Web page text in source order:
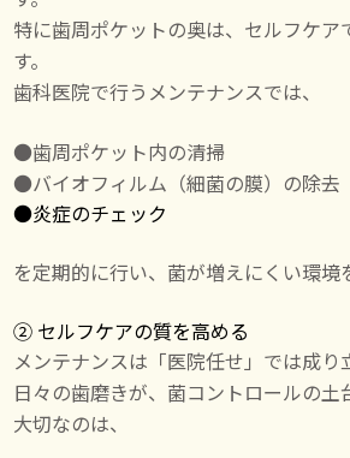
特に歯周ポケットの奥は、セルフケア
す。
歯科医院で行うメンテナンスでは、
●歯周ポケット内の清掃
●バイオフィルム（細菌の膜）の除去
●炎症のチェック
を定期的に行い、菌が増えにくい環境
② セルフケアの質を高める
メンテナンスは「医院任せ」では成り
日々の歯磨きが、菌コントロールの土
大切なのは、